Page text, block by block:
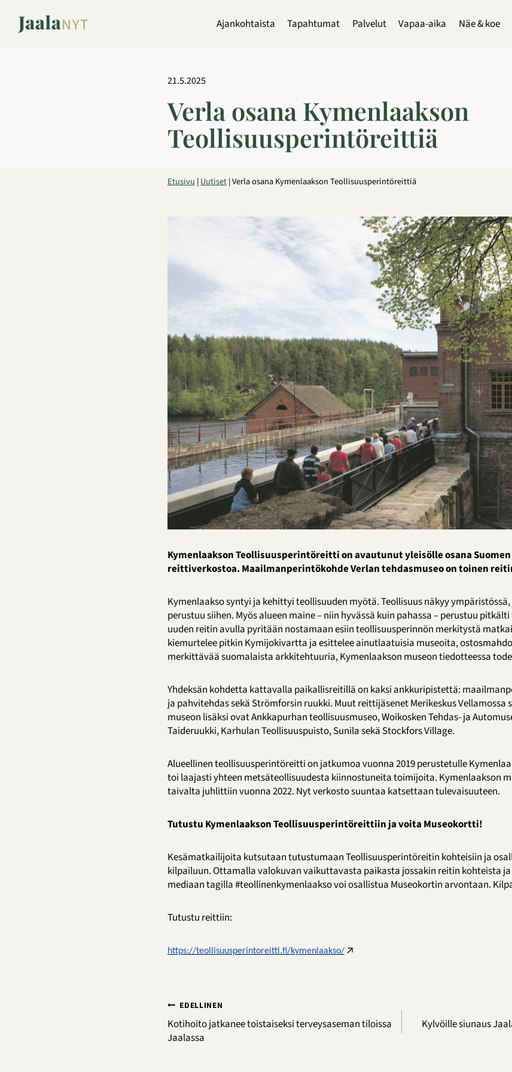
sisältöön
Ajankohtaista Tapahtumat Palvelut Vapaa-aika Näe & koe
21.5.2025
Verla osana Kymenlaakson
Teollisuusperintöreittiä
Etusivu|Uutiset|Verla osana Kymenlaakson Teollisuusperintöreittiä
Kymenlaakson Teollisuusperintöreitti on avautunut yleisölle osana
reittiverkostoa. Maailmanperintökohde Verlan tehdasmuseo on toinen
Kymenlaakso syntyi ja kehittyi teollisuuden myötä. Teollisuus näkyy
perustuu siihen. Myös alueen maine – niin hyvässä kuin pahassa – perustuu
uuden reitin avulla pyritään nostamaan esiin teollisuusperinnön merkitystä
kiemurtelee pitkin Kymijokivartta ja esittelee ainutlaatuisia museoita,
merkittävää suomalaista arkkitehtuuria, Kymenlaakson museon tiedotteessa
Yhdeksän kohdetta kattavalla paikallisreitillä on kaksi ankkuripistettä:
ja pahvitehdas sekä Strömforsin ruukki. Muut reittijäsenet Merikeskus Vellamossa
museon lisäksi ovat Ankkapurhan teollisuusmuseo, Woikosken Tehdas- ja
Taideruukki, Karhulan Teollisuuspuisto, Sunila sekä Stockfors Village.
Alueellinen teollisuusperintöreitti on jatkumoa vuonna 2019 perustetulle
toi laajasti yhteen metsäteollisuudesta kiinnostuneita toimijoita. Kymenlaakson
taivalta juhlittiin vuonna 2022. Nyt verkosto suuntaa katsettaan tulevaisuuteen.
Tutustu Kymenlaakson Teollisuusperintöreittiin ja voita Museokortti!
Kesämatkailijoita kutsutaan tutustumaan Teollisuusperintöreitin kohteisiin ja
kilpailuun. Ottamalla valokuvan vaikuttavasta paikasta jossakin reitin kohteista
mediaan tagilla #teollinenkymenlaakso voi osallistua Museokortin arvontaan.
Tutustu reittiin:
https://teollisuusperintoreitti.fi/kymenlaakso/
Artikkelien
selaus
EDELLINEN
Kotihoito jatkanee toistaiseksi terveysaseman tiloissa
Jaalassa
Kylvöille siunaus